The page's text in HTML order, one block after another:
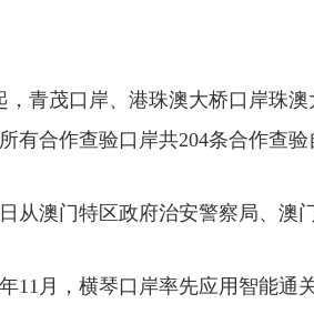
青茂口岸、港珠澳大桥口岸珠澳
有合作查验口岸共204条合作查验
澳门特区政府治安警察局、澳门
月，横琴口岸率先应用智能通